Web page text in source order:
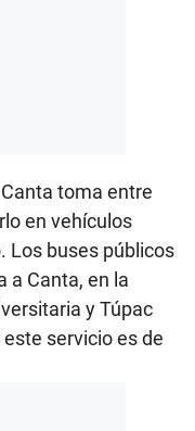
toma entre
en vehículos
Los buses públicos
a Canta, en la
y Túpac
servicio es de